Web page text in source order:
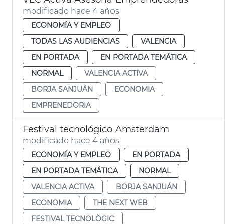
modificado hace 4 años
ECONOMÍA Y EMPLEO
TODAS LAS AUDIENCIAS
VALENCIA
EN PORTADA
EN PORTADA TEMÁTICA
NORMAL
VALENCIA ACTIVA
BORJA SANJUÁN
ECONOMIA
EMPRENEDORIA
Festival tecnológico Amsterdam
modificado hace 4 años
ECONOMÍA Y EMPLEO
EN PORTADA
EN PORTADA TEMÁTICA
NORMAL
VALENCIA ACTIVA
BORJA SANJUÁN
ECONOMIA
THE NEXT WEB
FESTIVAL TECNOLÒGIC